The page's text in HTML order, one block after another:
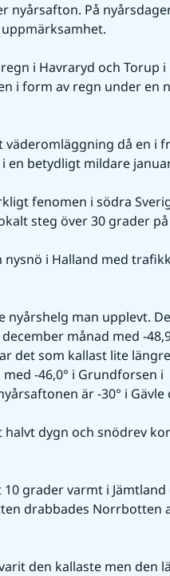
nyårsafton. På
i Havraryd och Torup i
i form av regn under en
väderomläggning då en i
en betydligt mildare
fenomen i södra
steg över 30 grader på
i Halland med
man upplevt.
månad med -
det som kallast lite
-46,0° i Grundforsen i
är -30° i Gävle
dygn och snödrev
10 grader varmt i
drabbades Norrbotten
den kallaste men den